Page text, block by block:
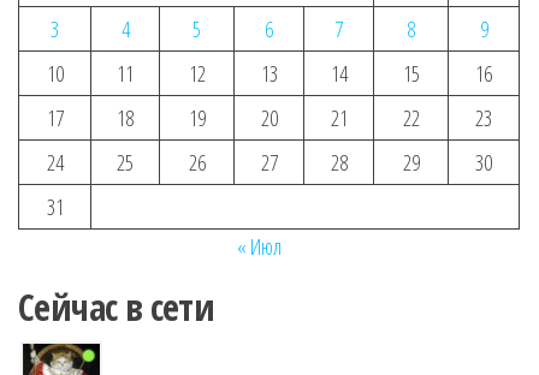
3
4 5 6 7 8
9
10
11 12 13 14 15
16
17
18 19 20 21 22
23
24
25 26 27 28 29
30
31
« Июл
Сейчас в сети